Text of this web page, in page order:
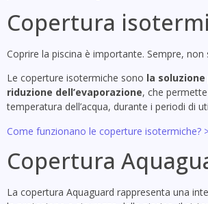
Copertura
Coprire la piscina è importante. Sempre, non
Le coperture isotermiche sono la
riduzione dell’evaporazione, che
temperatura dell’acqua, durante i periodi di
Come funzionano le coperture isotermiche?
Copertura
La copertura Aquaguard rappresenta una